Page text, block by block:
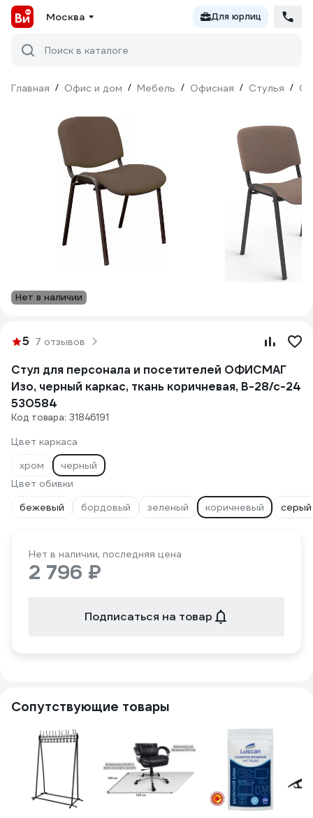
Москва Для юрлиц
Поиск в каталоге
Главная / Офис и дом / Мебель / Офисная / Стулья /
Нет в наличии
5 7 отзывов
Стул для персонала и посетителей ОФИСМАГ
Изо, черный каркас, ткань коричневая, В-28/с-24
530584
Код товара: 31846191
Цвет каркаса
хром
черный
Цвет обивки
бежевый
бордовый зеленый коричневый серый
Нет в наличии, последняя цена
2 796 ₽
Подписаться на товар
Сопутствующие товары